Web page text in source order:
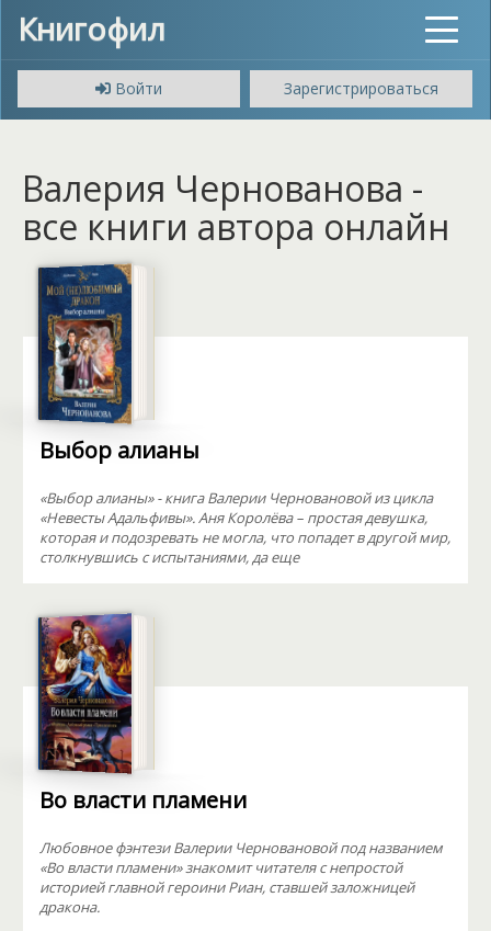
Книгофил
Toggle
Войти
Зарегистрироваться
Валерия Чернованова -
все книги автора онлайн
Выбор алианы
«Выбор алианы» - книга Валерии Черновановой из цикла
«Невесты Адальфивы». Аня Королёва – простая девушка,
которая и подозревать не могла, что попадет в другой мир,
столкнувшись с испытаниями, да еще
Во власти пламени
Любовное фэнтези Валерии Черновановой под названием
«Во власти пламени» знакомит читателя с непростой
историей главной героини Риан, ставшей заложницей
дракона.